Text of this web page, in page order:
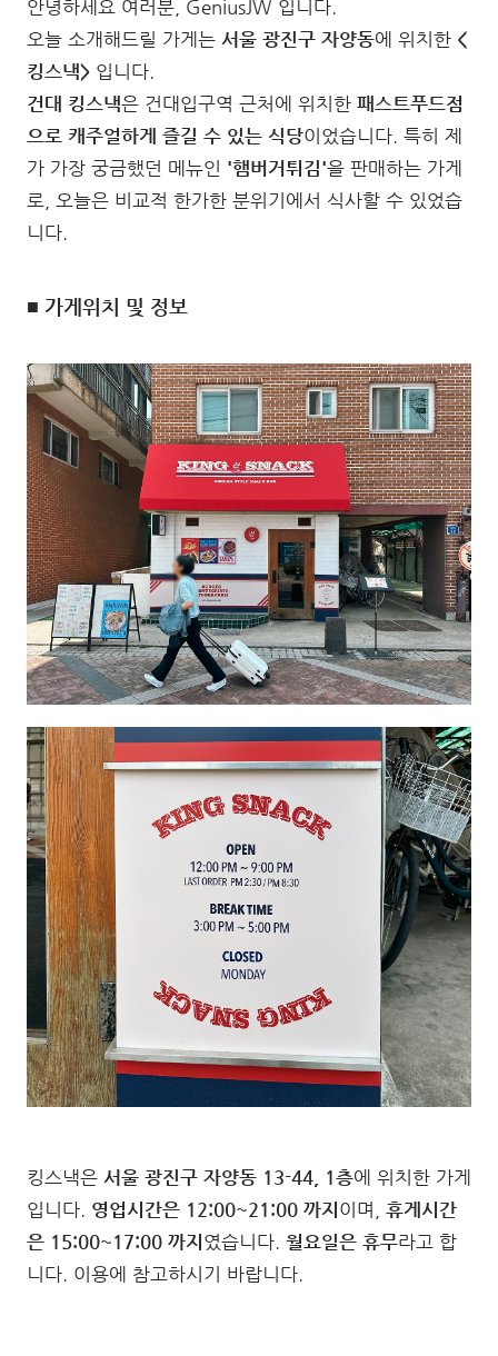
안녕하세요 여러분, GeniusJW 입니다.
오늘 소개해드릴 가게는 서울 광진구 자양동에 위치한 <
킹스낵> 입니다.
건대 킹스낵은 건대입구역 근처에 위치한 패스트푸드점
으로 캐주얼하게 즐길 수 있는 식당이었습니다. 특히 제
가 가장 궁금했던 메뉴인 '햄버거튀김'을 판매하는 가게
로, 오늘은 비교적 한가한 분위기에서 식사할 수 있었습
니다.
■ 가게위치 및 정보
킹스낵은 서울 광진구 자양동 13-44, 1층에 위치한 가게
입니다. 영업시간은 12:00~21:00 까지 이며, 휴게시간
은 15:00~17:00 까지 였습니다. 월요일은 휴무라고 합
니다. 이용에 참고하시기 바랍니다.